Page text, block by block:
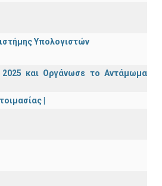
Υπολογιστών
2025 και Οργάνωσε το Αντάμωμα
|